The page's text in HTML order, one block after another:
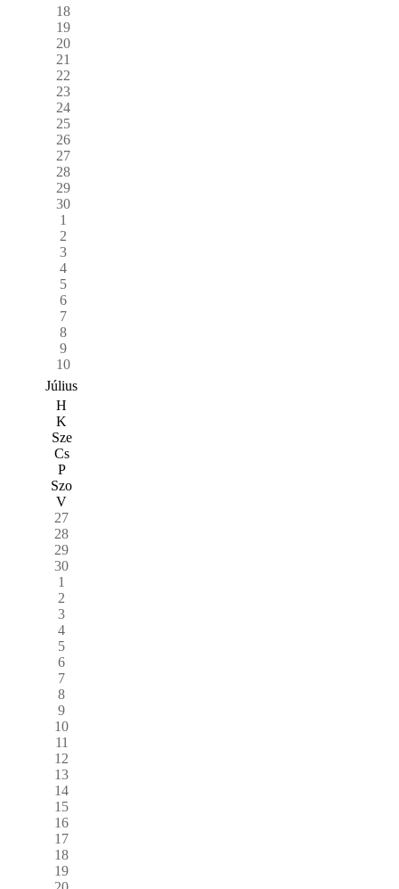
18
19
20
21
22
23
24
25
26
27
28
29
30
1
2
3
4
5
6
7
8
9
10
Július
H
K
Sze
Cs
P
Szo
V
27
28
29
30
1
2
3
4
5
6
7
8
9
10
11
12
13
14
15
16
17
18
19